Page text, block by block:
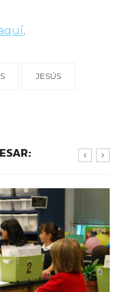
.
JESÚS